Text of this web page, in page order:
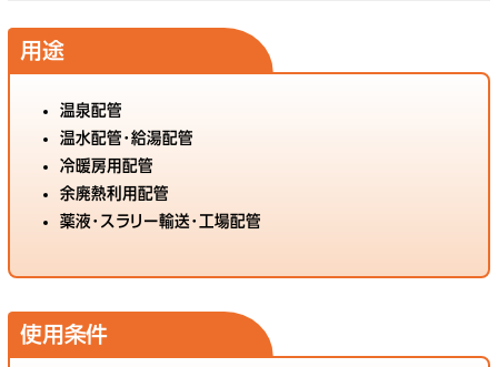
用途
温泉配管
温水配管･給湯配管
冷暖房用配管
余廃熱利用配管
薬液･スラリー輸送･工場配管
使用条件